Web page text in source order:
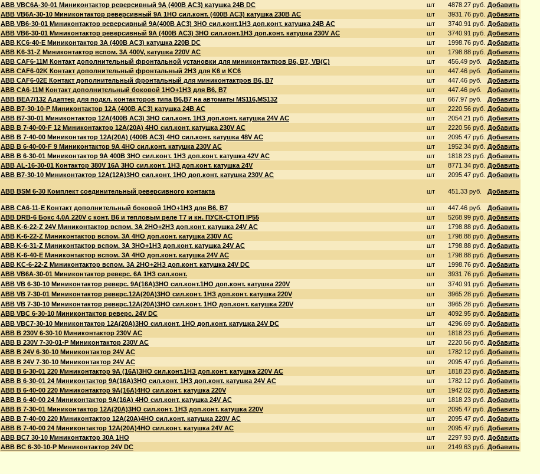
ABB VBC6A-30-01 Миниконтактор реверсивный 9A (400В AC3) катушка 24B DC шт 4878.27 руб. Добавить
ABB VB6A-30-10 Миниконтактор реверсивный 9A 1НО сил.конт. (400В AC3) катушка 230В АС шт 3931.76 руб. Добавить
ABB VB6-30-01 Миниконтактор реверсивный 9A(400В AC3) 3НО сил.конт.1НЗ доп.конт. катушка 24В АС шт 3740.91 руб. Добавить
ABB VB6-30-01 Миниконтактор реверсивный 9A (400В AC3) 3НО сил.конт.1НЗ доп.конт. катушка 230V АС шт 3740.91 руб. Добавить
ABB KС6-40-E Миниконтактор 3A (400В AC3) катушка 220В DC шт 1998.76 руб. Добавить
ABB K6-31-Z Миниконтактор вспом. 3A 400V, катушка 220V AC шт 1798.88 руб. Добавить
ABB CAF6-11M Контакт дополнительный фронтальной установки для миниконтактров В6, В7, VB(C) шт 456.49 руб.
Добавить
ABB CAF6-02K Контакт дополнительный фронтальный 2НЗ для K6 и KC6 шт 447.46 руб.
Добавить
ABB CAF6-02E Контакт дополнительный фронтальный для миниконтактров B6, B7 шт 447.46 руб.
Добавить
ABB CA6-11M Контакт дополнительный боковой 1НО+1НЗ для В6, В7 шт 447.46 руб.
Добавить
ABB BEA7/132 Адаптер для подкл. контакторов типа В6,B7 на автоматы МS116,MS132 шт 667.97 руб.
Добавить
ABB B7-30-10-P Миниконтактор 12A (400В AC3) катушка 24В АС шт 2220.56 руб. Добавить
ABB B7-30-01 Миниконтактор 12A(400В AC3) 3НО сил.конт. 1НЗ доп.конт. катушка 24V AC шт 2054.21 руб. Добавить
ABB B 7-40-00-F 12 Миниконтактор 12A(20А) 4НО сил.конт. катушка 230V AC шт 2220.56 руб. Добавить
ABB B 7-40-00 Миниконтактор 12A(20А) (400В AC3) 4НО сил.конт. катушка 48V AC шт 2095.47 руб. Добавить
ABB B 6-40-00-F 9 Миниконтактор 9A 4НО сил.конт. катушка 230V AC шт 1952.34 руб. Добавить
ABB B 6-30-01 Миниконтактор 9A 400В 3НО сил.конт. 1НЗ доп.конт. катушка 42V AC шт 1818.23 руб. Добавить
ABB AL-16-30-01 Контактор 380V 16A 3НО сил.конт. 1НЗ доп.конт. катушка 24V шт 8771.34 руб. Добавить
ABB B7-30-10 Миниконтактор 12A(12А)3НО сил.конт. 1НО доп.конт. катушка 230V AC шт 2095.47 руб. Добавить
ABB BSM 6-30 Комплект соединительный реверсивного контакта шт 451.33 руб. Добавить
ABB CA6-11-E Контакт дополнительный боковой 1НО+1НЗ для В6, В7 шт 447.46 руб.
Добавить
ABB DRB-6 Бокс 4.0A 220V c конт. В6 и тепловым реле Т7 и кн. ПУСК-СТОП IP55 шт 5268.99 руб. Добавить
ABB K-6-22-Z 24V Миниконтактор вспом. 3A 2НО+2НЗ доп.конт. катушка 24V AC шт 1798.88 руб. Добавить
ABB K-6-22-Z Миниконтактор вспом. 3A 4НО доп.конт. катушка 230V AC шт 1798.88 руб. Добавить
ABB K-6-31-Z Миниконтактор вспом. 3A 3НО+1НЗ доп.конт. катушка 24V AC шт 1798.88 руб. Добавить
ABB K-6-40-E Миниконтактор вспом. 3A 4НО доп.конт. катушка 24V AC шт 1798.88 руб. Добавить
ABB KC-6-22-Z Миниконтактор вспом. 3A 2НО+2НЗ доп.конт. катушка 24V DC шт 1998.76 руб. Добавить
ABB VB6A-30-01 Миниконтактор реверс. 6A 1НЗ сил.конт. шт 3931.76 руб. Добавить
ABB VВ 6-30-10 Миниконтактор реверс. 9A(16А)3НО сил.конт.1НО доп.конт. катушка 220V шт 3740.91 руб. Добавить
ABB VВ 7-30-01 Миниконтактор реверс.12A(20А)3НО сил.конт. 1НЗ доп.конт. катушка 220V шт 3965.28 руб. Добавить
ABB VВ 7-30-10 Миниконтактор реверс.12A(20А)3НО сил.конт. 1НО доп.конт. катушка 220V шт 3965.28 руб. Добавить
ABB VВC 6-30-10 Миниконтактор реверс. 24V DC шт 4092.95 руб. Добавить
ABB VВC7-30-10 Миниконтактор 12A(20А)3НО сил.конт. 1НО доп.конт. катушка 24V DС шт 4296.69 руб. Добавить
ABB В 230V 6-30-10 Миниконтактор 230V АС шт 1818.23 руб. Добавить
ABB В 230V 7-30-01-P Миниконтактор 230V АС шт 2220.56 руб. Добавить
ABB В 24V 6-30-10 Миниконтактор 24V АС шт 1782.12 руб. Добавить
ABB В 24V 7-30-10 Миниконтактор 24V АС шт 2095.47 руб. Добавить
ABB В 6-30-01 220 Миниконтактор 9A (16А)3НО сил.конт.1НЗ доп.конт. катушка 220V AC шт 1818.23 руб. Добавить
ABB В 6-30-01 24 Миниконтактор 9A(16А)3НО сил.конт. 1НЗ доп.конт. катушка 24V AC шт 1782.12 руб. Добавить
ABB В 6-40-00 220 Миниконтактор 9A(16А)4НО сил.конт. катушка 220V шт 1942.02 руб. Добавить
ABB В 6-40-00 24 Миниконтактор 9A(16А) 4НО сил.конт. катушка 24V AC шт 1818.23 руб. Добавить
ABB В 7-30-01 Миниконтактор 12A(20А)3НО сил.конт. 1НЗ доп.конт. катушка 220V шт 2095.47 руб. Добавить
ABB В 7-40-00 220 Миниконтактор 12A(20А)4НО сил.конт. катушка 220V AC шт 2095.47 руб. Добавить
ABB В 7-40-00 24 Миниконтактор 12A(20А)4НО сил.конт. катушка 24V AC шт 2095.47 руб. Добавить
ABB ВC7 30-10 Миниконтактор 30A 1НО шт 2297.93 руб. Добавить
ABB ВС 6-30-10-P Миниконтактор 24V DC шт 2149.63 руб. Добавить